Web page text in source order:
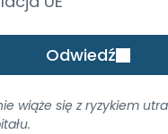
Odwiedź
wiąże się z ryzykiem